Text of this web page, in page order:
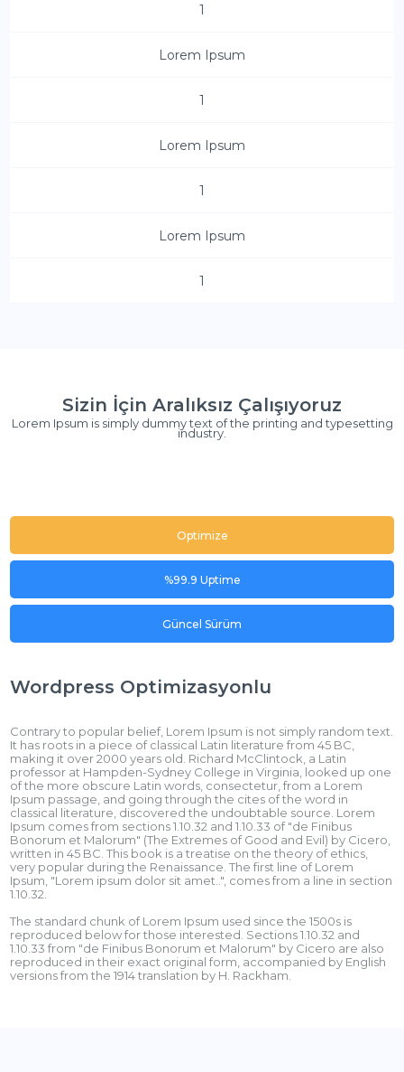
1
Lorem Ipsum
1
Lorem Ipsum
1
Lorem Ipsum
1
Sizin İçin Aralıksız Çalışıyoruz
Lorem Ipsum is simply dummy text of the printing and typesetting
industry.
Optimize
%99.9 Uptime
Güncel Sürüm
Wordpress Optimizasyonlu
Contrary to popular belief, Lorem Ipsum is not simply random text.
It has roots in a piece of classical Latin literature from 45 BC,
making it over 2000 years old. Richard McClintock, a Latin
professor at Hampden-Sydney College in Virginia, looked up one
of the more obscure Latin words, consectetur, from a Lorem
Ipsum passage, and going through the cites of the word in
classical literature, discovered the undoubtable source. Lorem
Ipsum comes from sections 1.10.32 and 1.10.33 of "de Finibus
Bonorum et Malorum" (The Extremes of Good and Evil) by Cicero,
written in 45 BC. This book is a treatise on the theory of ethics,
very popular during the Renaissance. The first line of Lorem
Ipsum, "Lorem ipsum dolor sit amet..", comes from a line in section
1.10.32.
The standard chunk of Lorem Ipsum used since the 1500s is
reproduced below for those interested. Sections 1.10.32 and
1.10.33 from "de Finibus Bonorum et Malorum" by Cicero are also
reproduced in their exact original form, accompanied by English
versions from the 1914 translation by H. Rackham.